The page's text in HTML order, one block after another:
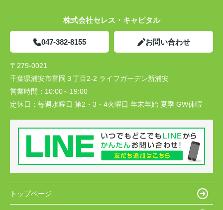
株式会社セレス・キャピタル
047-382-8155 お問い合わせ
〒279-0021
千葉県浦安市富岡３丁目2-2 ライフガーデン新浦安
営業時間： 10:00～19:00
定休日： 毎週水曜日 第2・3・4火曜日 年末年始 夏季 GW休暇
トップページ